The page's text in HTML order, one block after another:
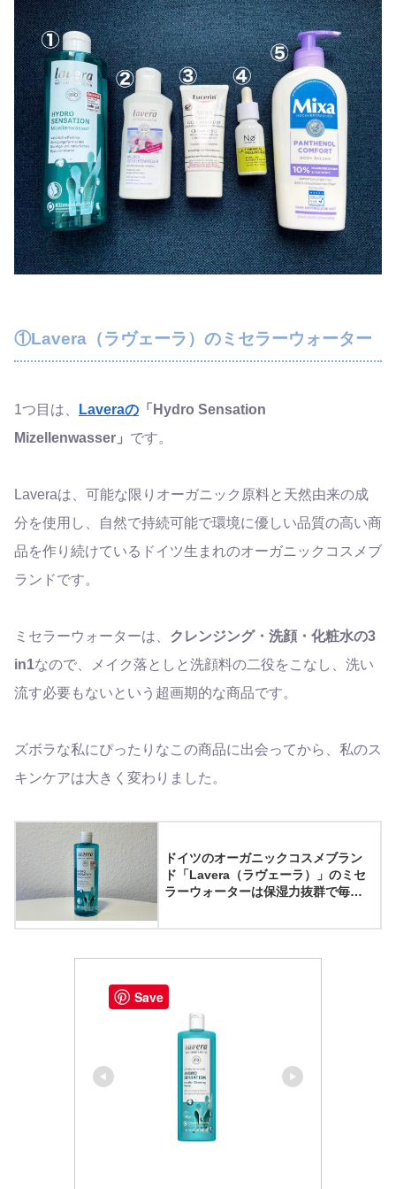
①Lavera（ラヴェーラ）のミセラーウォーター
1つ目は、 Laveraの 「Hydro Sensation
Mizellenwasser」 です。
Laveraは、 可能な限りオーガニック原料と天然由来の成
分を使用し、自然で持続可能で環境に優しい品質の高い商
品を作り続けているドイツ生まれのオーガニックコスメブ
ランドです。
ミセラーウォーターは、 クレンジング・洗顔・化粧水の3
in1なので、メイク落としと洗顔料の二役をこなし、洗い
流す必要もないという超画期的な商品です。
ズボラな私にぴったりなこの商品に出会ってから、私のス
キンケアは大きく変わりました。
ドイツのオーガニックコスメブラン
ド「Lavera（ラヴェーラ）」のミセ
ラーウォーターは保湿力抜群で毎日
Save